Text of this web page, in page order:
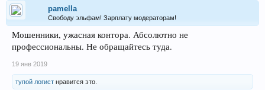
pamella
Свободу эльфам! Зарплату модераторам!
Мошенники, ужасная контора. Абсолютно не
профессиональны. Не обращайтесь туда.
19 янв 2019
тупой логист нравится это.